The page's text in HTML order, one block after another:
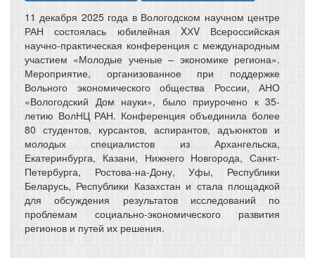
11 декабря 2025 года в Вологодском научном центре
РАН состоялась юбилейная XХV Всероссийская
научно-практическая конференция с международным
участием «Молодые ученые – экономике региона».
Мероприятие, организованное при поддержке
Вольного экономического общества России, АНО
«Вологодский Дом науки», было приурочено к 35-
летию ВолНЦ РАН. Конференция объединила более
80 студентов, курсантов, аспирантов, адъюнктов и
молодых специалистов из Архангельска,
Екатеринбурга, Казани, Нижнего Новгорода, Санкт-
Петербурга, Ростова-на-Дону, Уфы, Республики
Беларусь, Республики Казахстан и стала площадкой
для обсуждения результатов исследований по
проблемам социально-экономического развития
регионов и путей их решения.